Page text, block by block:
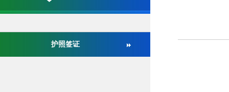
国家药监局 国家卫生健康委 国家中医药局 国家疾控局
关于举办第十六届中国医疗器械监督管理国际会议的通
护照签证